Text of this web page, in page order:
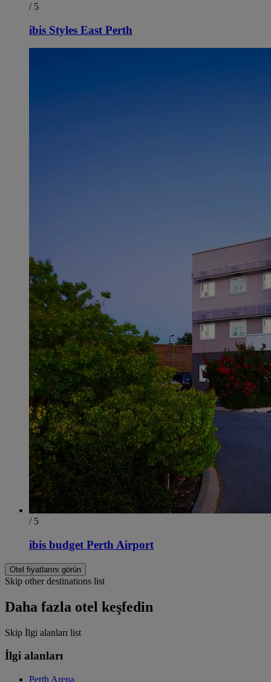
/ 5
ibis Styles East Perth
/ 5
ibis budget Perth Airport
Otel fiyatlarını görün
Skip other destinations list
Daha fazla otel keşfedin
Skip İlgi alanları list
İlgi alanları
Perth Arena